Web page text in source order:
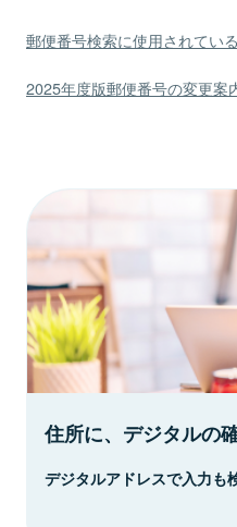
郵便番号検索に使用されてい
2025年度版郵便番号の変更案
住所に、デジタルの
デジタルアドレスで入力も